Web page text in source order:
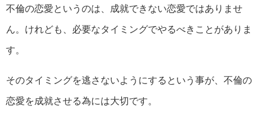
不倫の恋愛というのは、成就できない恋愛ではありませ
ん。けれども、必要なタイミングでやるべきことがありま
す。
そのタイミングを逃さないようにするという事が、不倫の
恋愛を成就させる為には大切です。